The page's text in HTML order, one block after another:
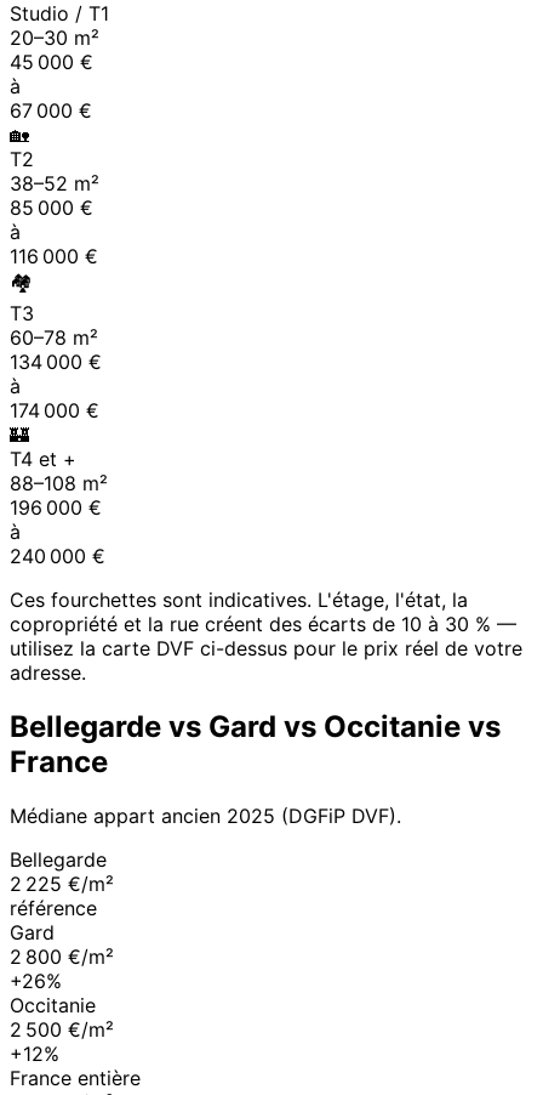
Studio / T1
20–30 m²
45 000 €
à
67 000 €
🏡
T2
38–52 m²
85 000 €
à
116 000 €
🏘
T3
60–78 m²
134 000 €
à
174 000 €
🏰
T4 et +
88–108 m²
196 000 €
à
240 000 €
Ces fourchettes sont indicatives. L'étage, l'état, la
copropriété et la rue créent des écarts de 10 à 30 % —
utilisez la carte DVF ci-dessus pour le prix réel de votre
adresse.
Bellegarde vs Gard vs Occitanie vs
France
Médiane appart ancien 2025 (DGFiP DVF).
Bellegarde
2 225 €/m²
référence
Gard
2 800 €/m²
+26%
Occitanie
2 500 €/m²
+12%
France entière